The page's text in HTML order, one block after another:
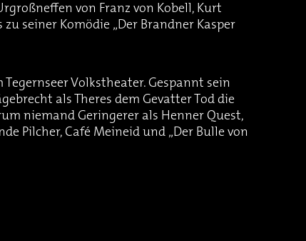
von Franz von Kobell, Kurt
seiner Komödie „Der Brandner Kasper
Volkstheater. Gespannt sein
als Theres dem Gevatter Tod die
niemand Geringerer als Henner Quest,
Pilcher, Café Meineid und „Der Bulle von